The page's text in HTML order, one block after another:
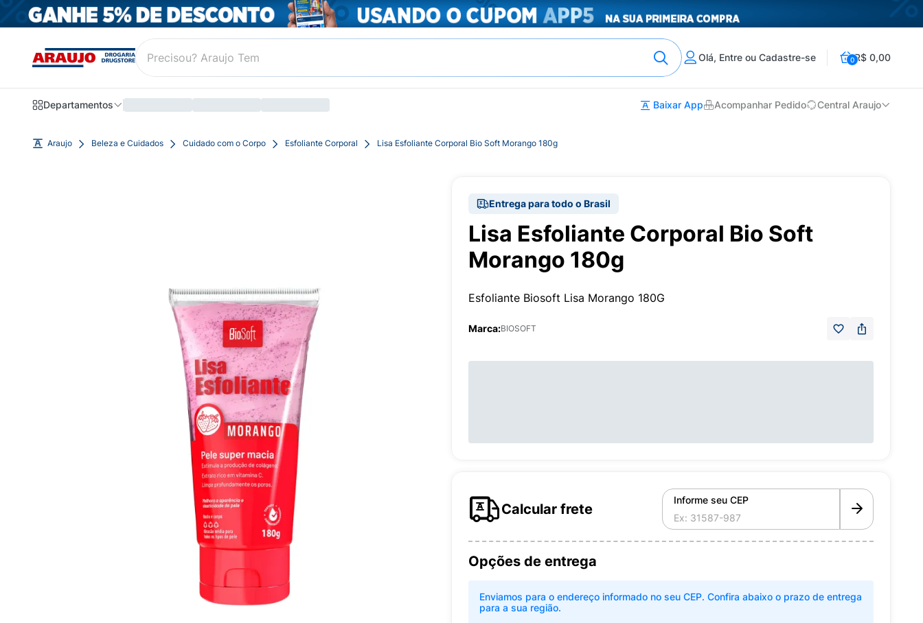
Olá, Entre ou Cadastre-se 0R$ 0,00
Departamentos Baixar App Acompanhar Pedido Central Araujo
Araujo Beleza e Cuidados Cuidado com o Corpo Esfoliante Corporal Lisa Esfoliante Corporal Bio Soft Morango 180g
Entrega para todo o Brasil
Lisa Esfoliante Corporal Bio Soft
Morango 180g
Esfoliante Biosoft Lisa Morango 180G
Marca:BIOSOFT
Calcular frete
Informe seu CEP
Opções de entrega
Enviamos para o endereço informado no seu CEP. Confira abaixo o prazo de entrega
para a sua região.